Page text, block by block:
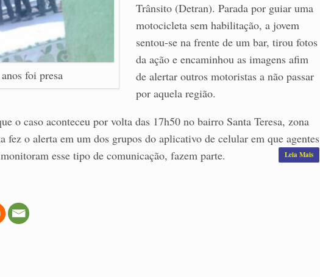
foi presa
Trânsito (Detran). Parada por guiar uma
motocicleta sem habilitação, a jovem
sentou-se na frente de um bar, tirou fotos
da ação e encaminhou as imagens afim
de alertar outros motoristas a não passar
por aquela região.
o caso aconteceu por volta das 17h50 no bairro Santa Teresa, zona
fez o alerta em um dos grupos do aplicativo de celular em que agentes
esse tipo de comunicação, fazem parte.
Leia Mais